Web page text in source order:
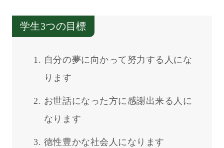
学生3つの目標
自分の夢に向かって努力する人にな
ります
お世話になった方に感謝出来る人に
なります
徳性豊かな社会人になります